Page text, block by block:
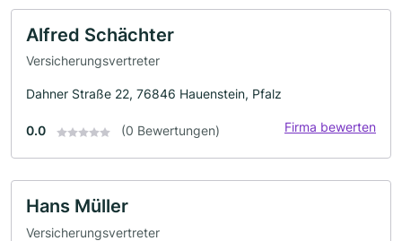
Alfred Schächter
Versicherungsvertreter
Dahner Straße 22, 76846 Hauenstein, Pfalz
0.0 (0 Bewertungen) Firma bewerten
Hans Müller
Versicherungsvertreter